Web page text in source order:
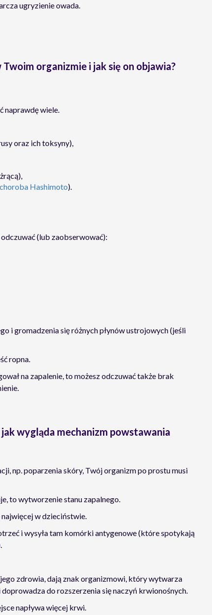
ugryzienie owada.
organizmie i jak się on objawia?
naprawdę wiele.
oraz ich toksyny),
choroba Hashimoto).
odczuwać (lub zaobserwować):
i gromadzenia się różnych płynów ustrojowych (jeśli
ropna.
na zapalenie, to możesz odczuwać także brak
wygląda mechanizm powstawania
np. poparzenia skóry, Twój organizm po prostu musi
to wytworzenie stanu zapalnego.
najwięcej w dzieciństwie.
i wysyła tam komórki antygenowe (które spotykają
zdrowia, dają znak organizmowi, który wytwarza
do rozszerzenia się naczyń krwionośnych.
napływa więcej krwi.